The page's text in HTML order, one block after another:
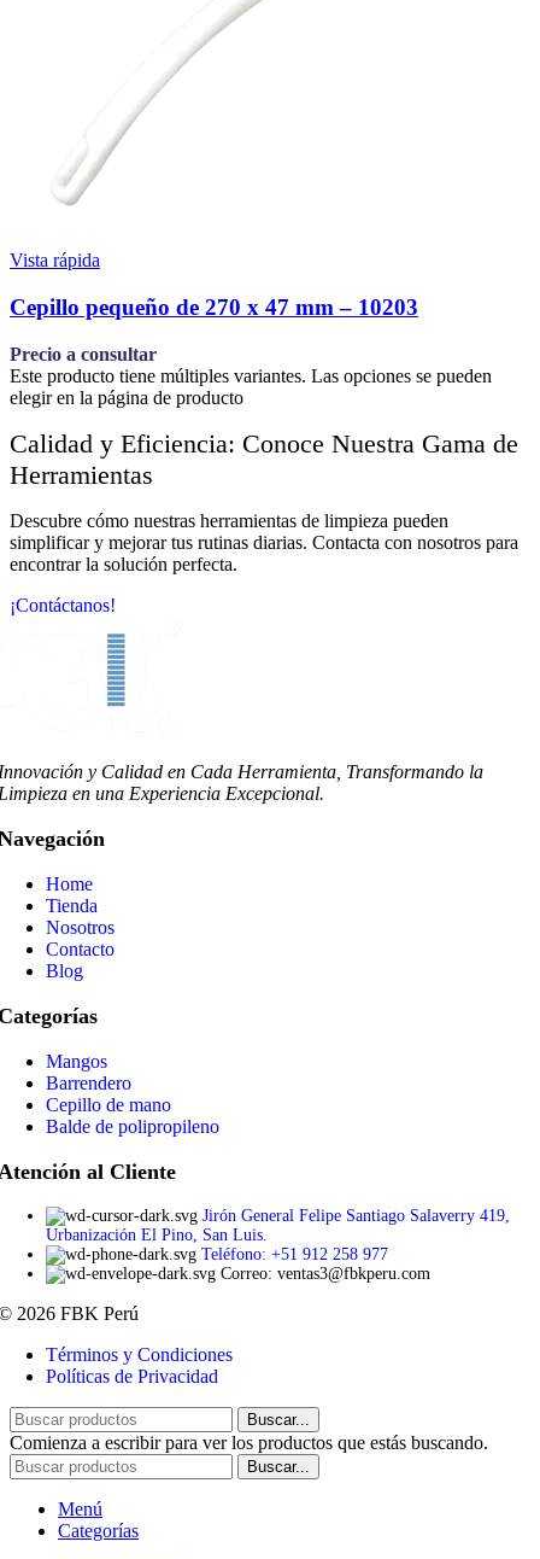
Vista rápida
Cepillo pequeño de 270 x 47 mm – 10203
Precio a consultar
Este producto tiene múltiples variantes. Las opciones se pueden
elegir en la página de producto
Calidad y Eficiencia: Conoce Nuestra Gama de
Herramientas
Descubre cómo nuestras herramientas de limpieza pueden
simplificar y mejorar tus rutinas diarias. Contacta con nosotros para
encontrar la solución perfecta.
¡Contáctanos!
y Calidad en Cada Herramienta, Transformando la
en una Experiencia Excepcional.
Home
Tienda
Nosotros
Contacto
Blog
Mangos
Barrendero
Cepillo de mano
Balde de polipropileno
al Cliente
Jirón General Felipe Santiago Salaverry 419,
Urbanización El Pino, San Luis.
Teléfono: +51 912 258 977
Correo: ventas3@fbkperu.com
2026 FBK Perú
Términos y Condiciones
Políticas de Privacidad
Buscar...
Comienza a escribir para ver los productos que estás buscando.
Buscar...
Menú
Categorías